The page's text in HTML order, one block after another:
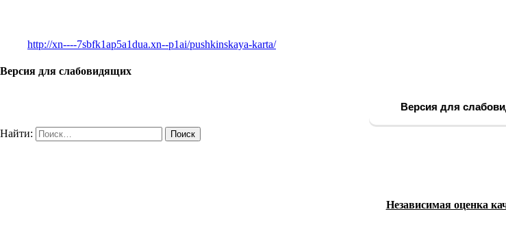
http://xn----7sbfk1ap5a1dua.xn--p1ai/pushkinskaya-karta/
Версия для слабовидящих
Версия для
Найти:
Независимая оценка